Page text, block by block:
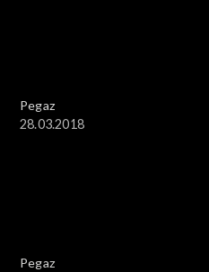
Pegaz
28.03.2018
Pegaz